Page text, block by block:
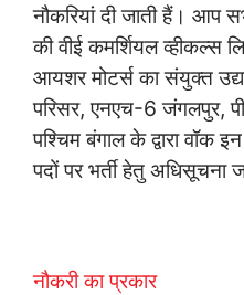
नौकरियां दी जाती हैं। आप
की वीई कमर्शियल व्हीकल्स
आयशर मोटर्स का संयुक्त
परिसर, एनएच-6 जंगलपुर,
पश्चिम बंगाल के द्वारा वॉक
पदों पर भर्ती हेतु अधिसूचना
नौकरी का प्रकार